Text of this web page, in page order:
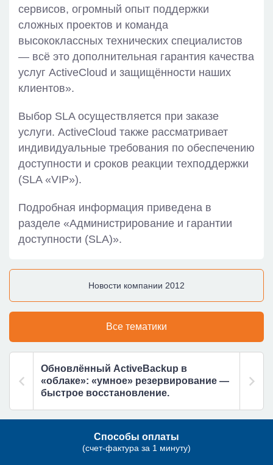
сервисов, огромный опыт поддержки
сложных проектов и команда
высококлассных технических специалистов
— всё это дополнительная гарантия качества
услуг ActiveCloud и защищённости наших
клиентов».
Выбор SLA осуществляется при заказе
услуги. ActiveCloud также рассматривает
индивидуальные требования по обеспечению
доступности и сроков реакции техподдержки
(SLA «VIP»).
Подробная информация приведена в
разделе «Администрирование и гарантии
доступности (SLA)».
Новости компании 2012
Все тематики
Обновлённый ActiveBackup в
«облаке»: «умное» резервирование —
быстрое восстановление.
Способы оплаты
(счет-фактура за 1 минуту)